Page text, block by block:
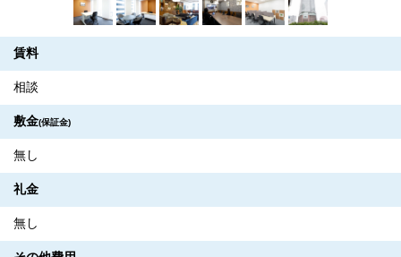
賃料
相談
敷金(保証金)
無し
礼金
無し